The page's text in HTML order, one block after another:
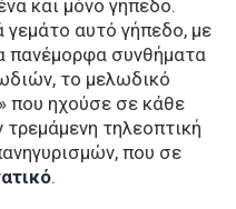
και μόνο γήπεδο.
γεμάτο αυτό γήπεδο, με
πανέμορφα συνθήματα
το μελωδικό
που ηχούσε σε κάθε
τηλεοπτική
που σε
.